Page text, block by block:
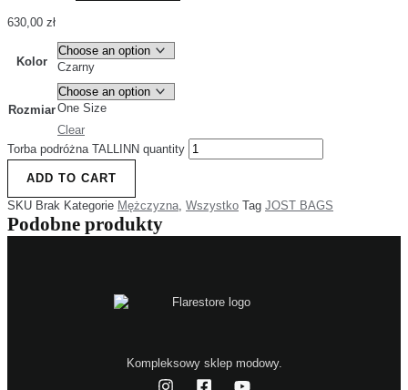
630,00 zł
Kolor Czarny
RozmiarOne Size
Clear
Torba podróżna TALLINN quantity
ADD TO CART
SKU Brak Kategorie Mężczyzna, Wszystko Tag JOST BAGS
Podobne produkty
Kompleksowy sklep modowy.